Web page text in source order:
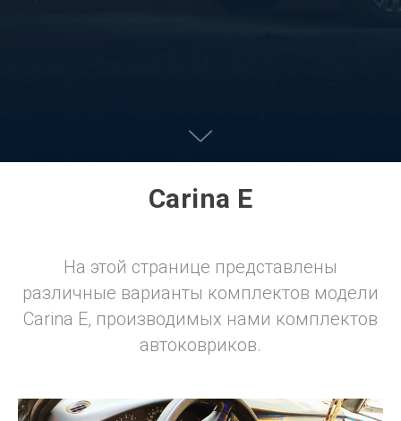
Carina E
На этой странице представлены
различные варианты комплектов модели
Carina E, производимых нами комплектов
автоковриков.